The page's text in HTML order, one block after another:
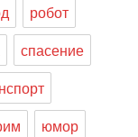
робот
спасение
юмор